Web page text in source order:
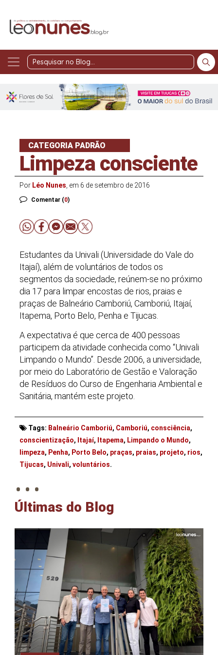
Pesquisar
Blog
CATEGORIA PADRÃO
Limpeza consciente
Por Léo Nunes , em 6 de setembro de 2016
Comentar (0)
Estudantes da Univali (Universidade do Vale do
Itajaí), além de voluntários de todos os
segmentos da sociedade, reúnem-se no próximo
dia 17 para limpar encostas de rios, praias e
praças de Balneário Camboriú, Camboriú, Itajaí,
Itapema, Porto Belo, Penha e Tijucas.
A expectativa é que cerca de 400 pessoas
participem da atividade conhecida como “Univali
Limpando o Mundo”. Desde 2006, a universidade,
por meio do Laboratório de Gestão e Valoração
de Resíduos do Curso de Engenharia Ambiental e
Sanitária, mantém este projeto.
Tags: Balneário Camboriú, Camboriú, consciência,
conscientização, Itajaí, Itapema, Limpando o Mundo,
limpeza, Penha, Porto Belo, praças, praias, projeto, rios,
Tijucas, Univali, voluntários.
. . .
Últimas do Blog